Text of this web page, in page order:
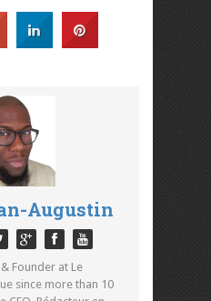
Augustin
Founder at Le
since more than 10